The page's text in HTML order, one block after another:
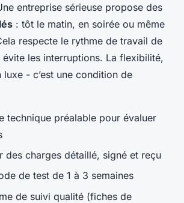
entreprise sérieuse propose des
: tôt le matin, en soirée ou même
respecte le rythme de travail de
les interruptions. La flexibilité,
luxe - c’est une condition de
technique préalable pour évaluer
des charges détaillé, signé et reçu
de test de 1 à 3 semaines
de suivi qualité (fiches de